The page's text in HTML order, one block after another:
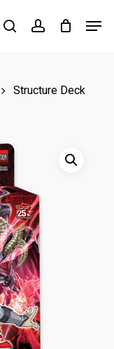
searchaccount
Structure Deck